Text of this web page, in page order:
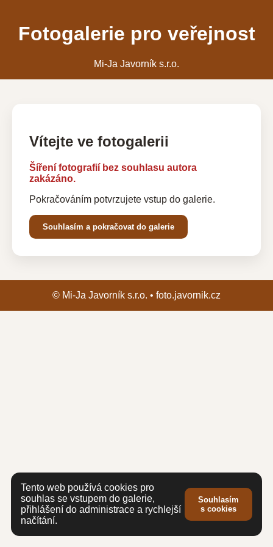
Fotogalerie pro veřejnost
Mi-Ja Javorník s.r.o.
Vítejte ve fotogalerii
Šíření fotografií bez souhlasu autora
zakázáno.
Pokračováním potvrzujete vstup do galerie.
Souhlasím a pokračovat do galerie
Tento web používá cookies pro
souhlas se vstupem do galerie,
přihlášení do administrace a rychlejší
načítání.
Souhlasím
s cookies
© Mi-Ja Javorník s.r.o. • foto.javornik.cz